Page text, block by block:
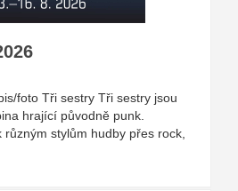
foto Tři sestry Tři sestry jsou
hrající původně punk.
různým stylům hudby přes rock,